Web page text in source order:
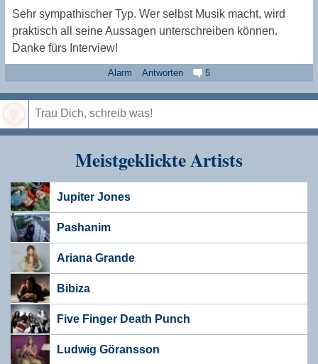
Sehr sympathischer Typ. Wer selbst Musik macht, wird
praktisch all seine Aussagen unterschreiben können.
Danke fürs Interview!
Alarm Antworten 5
Meistgeklickte Artists
Jupiter Jones
Pashanim
Ariana Grande
Bibiza
Five Finger Death Punch
Ludwig Göransson